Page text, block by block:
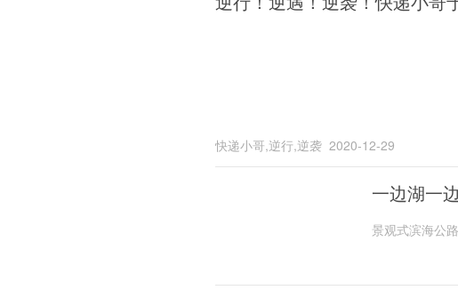
快递小哥,逆行,逆袭 2020-12-29
一边湖一
景观式滨海公